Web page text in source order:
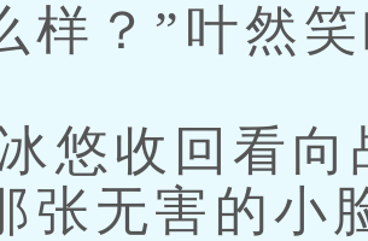
样？”叶然
收回看向
张无害的小